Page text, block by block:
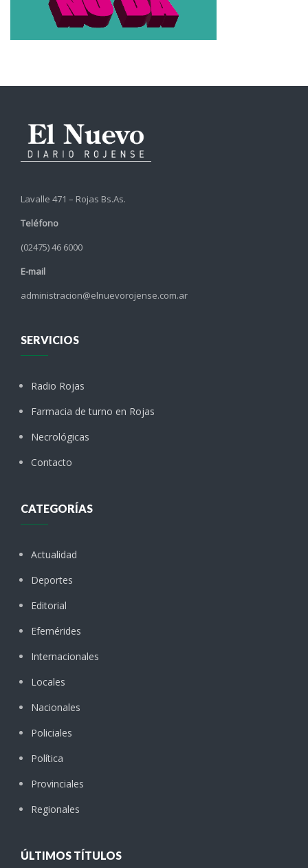
Lavalle 471 – Rojas Bs.As.
Teléfono
(02475) 46 6000
E-mail
administracion@elnuevorojense.com.ar
SERVICIOS
Radio Rojas
Farmacia de turno en Rojas
Necrológicas
Contacto
CATEGORÍAS
Actualidad
Deportes
Editorial
Efemérides
Internacionales
Locales
Nacionales
Policiales
Política
Provinciales
Regionales
ÚLTIMOS TÍTULOS